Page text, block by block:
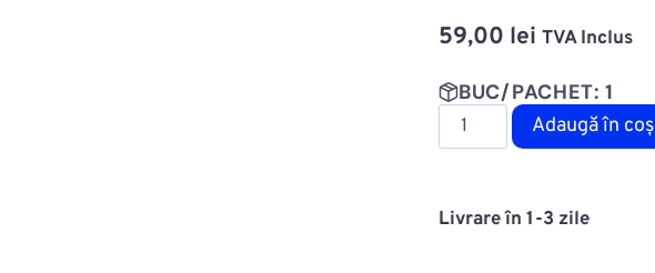
59,00 lei TVA Inclus
BUC/PACHET: 1
Cantitate
Kit
reparat
Adaugă în coș
Livrare în 1-3 zile